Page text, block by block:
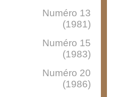
Numéro 13
(1981)
Numéro 15
(1983)
Numéro 20
(1986)